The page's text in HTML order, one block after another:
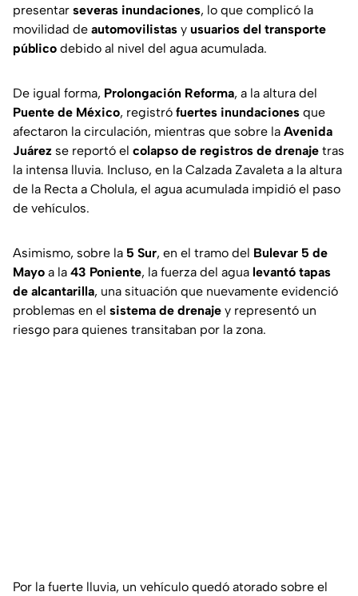
presentar severas inundaciones, lo que complicó la
movilidad de automovilistas y usuarios del transporte
público debido al nivel del agua acumulada.
De igual forma, Prolongación Reforma, a la altura del
Puente de México, registró fuertes inundaciones que
afectaron la circulación, mientras que sobre la Avenida
Juárez se reportó el colapso de registros de drenaje tras
la intensa lluvia. Incluso, en la Calzada Zavaleta a la altura
de la Recta a Cholula, el agua acumulada impidió el paso
de vehículos.
Asimismo, sobre la 5 Sur, en el tramo del Bulevar 5 de
Mayo a la 43 Poniente, la fuerza del agua levantó tapas
de alcantarilla, una situación que nuevamente evidenció
problemas en el sistema de drenaje y representó un
riesgo para quienes transitaban por la zona.
Por la fuerte lluvia, un vehículo quedó atorado sobre el